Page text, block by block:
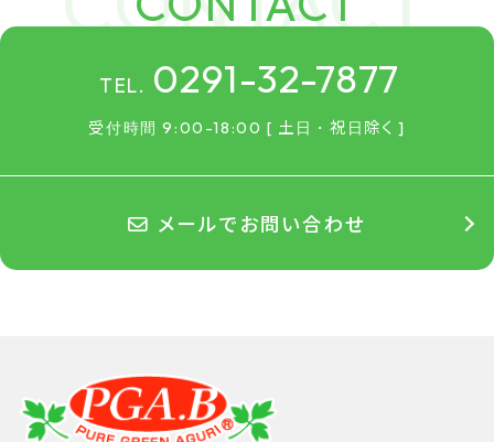
TEL. 0291-32-7877
受付時間 9:00-18:00 [ 土日・祝日除く ]
メールでお問い合わせ